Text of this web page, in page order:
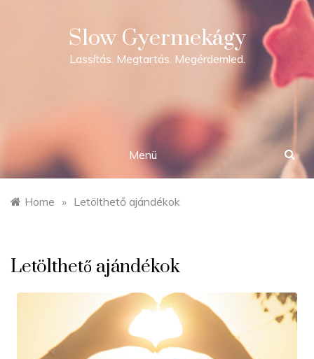
Slow Gyermekágy
Lassítás. Megtartás. Megérdemled.
Menü
Home » Letölthető ajándékok
Letölthető ajándékok